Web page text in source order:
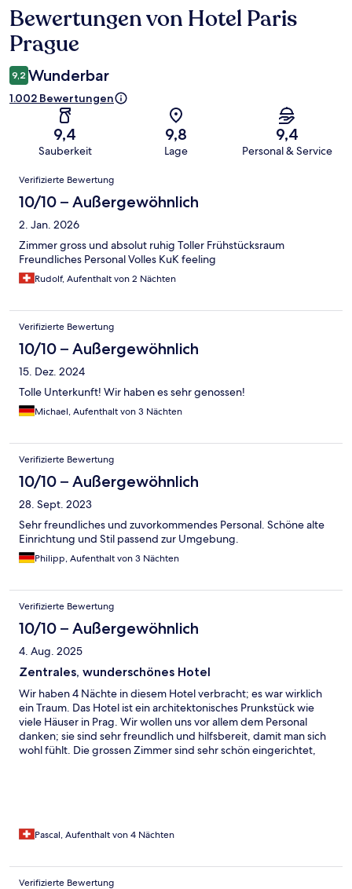
Bewertungen
Bewertungen von Hotel Paris
Prague
9,2 Wunderbar
1.002 Bewertungen
9,4
Sauberkeit
9,8
Lage
9,4
Personal & Service
Bewertungen
Verifizierte Bewertung
10/10 – Außergewöhnlich
2. Jan. 2026
Zimmer gross und absolut ruhig Toller Frühstücksraum
Freundliches Personal Volles KuK feeling
Rudolf, Aufenthalt von 2 Nächten
Verifizierte Bewertung
10/10 – Außergewöhnlich
15. Dez. 2024
Tolle Unterkunft! Wir haben es sehr genossen!
Michael, Aufenthalt von 3 Nächten
Verifizierte Bewertung
10/10 – Außergewöhnlich
28. Sept. 2023
Sehr freundliches und zuvorkommendes Personal. Schöne alte
Einrichtung und Stil passend zur Umgebung.
Philipp, Aufenthalt von 3 Nächten
Verifizierte Bewertung
10/10 – Außergewöhnlich
4. Aug. 2025
Zentrales, wunderschönes Hotel
Wir haben 4 Nächte in diesem Hotel verbracht; es war wirklich
ein Traum. Das Hotel ist ein architektonisches Prunkstück wie
viele Häuser in Prag. Wir wollen uns vor allem dem Personal
danken; sie sind sehr freundlich und hilfsbereit, damit man sich
wohl fühlt. Die grossen Zimmer sind sehr schön eingerichtet,
Hotel Paris nur empfehlen!
Pascal, Aufenthalt von 4 Nächten
Verifizierte Bewertung